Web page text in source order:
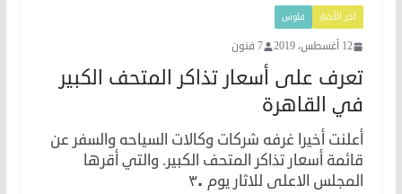
اخر الأخبار فلوس
12 أغسطس، 2019 7 فنون
تعرف على أسعار تذاكر المتحف الكبير
في القاهرة
أعلنت أخيرا غرفه شركات وكالات السياحه والسفر عن
قائمة أسعار تذاكر المتحف الكبير. والتي أقرها
المجلس الاعلى للاثار يوم ٣٠